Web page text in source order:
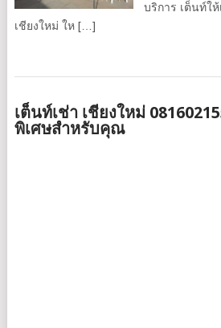
บริการ เต็นท์ใ
เชียงใหม่ ให […]
เต็นท์เช่า เชียงใหม่
พิเศษสำหรับคุณ